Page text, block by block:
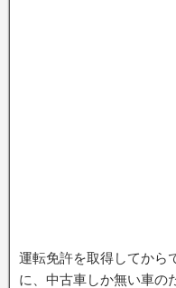
運転免許を取得してから
に、中古車しか無い車の